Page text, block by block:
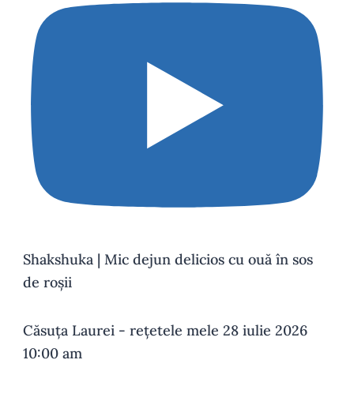
Shakshuka | Mic dejun delicios cu ouă în sos
de roșii
Căsuța Laurei - rețetele mele 28 iulie 2026
10:00 am